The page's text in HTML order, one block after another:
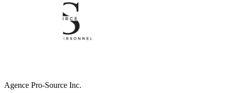
Agence Pro-Source Inc.